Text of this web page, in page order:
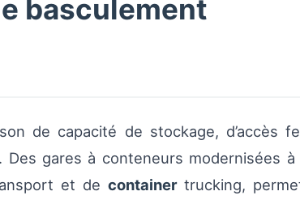
basculement
de capacité de stockage, d’accès
gares à conteneurs modernisées à
et de containertrucking,